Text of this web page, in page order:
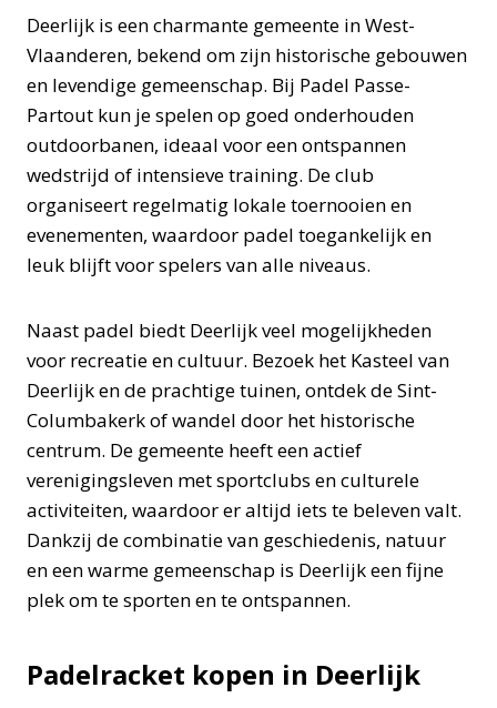
Deerlijk is een charmante gemeente in West-
Vlaanderen, bekend om zijn historische gebouwen
en levendige gemeenschap. Bij Padel Passe-
Partout kun je spelen op goed onderhouden
outdoorbanen, ideaal voor een ontspannen
wedstrijd of intensieve training. De club
organiseert regelmatig lokale toernooien en
evenementen, waardoor padel toegankelijk en
leuk blijft voor spelers van alle niveaus.
Naast padel biedt Deerlijk veel mogelijkheden
voor recreatie en cultuur. Bezoek het Kasteel van
Deerlijk en de prachtige tuinen, ontdek de Sint-
Columbakerk of wandel door het historische
centrum. De gemeente heeft een actief
verenigingsleven met sportclubs en culturele
activiteiten, waardoor er altijd iets te beleven valt.
Dankzij de combinatie van geschiedenis, natuur
en een warme gemeenschap is Deerlijk een fijne
plek om te sporten en te ontspannen.
Padelracket kopen in Deerlijk